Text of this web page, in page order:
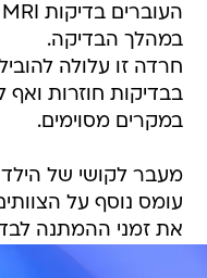
במהלך הבדיקה.
חרדה זו עלולה
בבדיקות חוזרות
במקרים מסוימים.
מעבר לקושי של הילד
עומס נוסף על
את זמני ההמתנה